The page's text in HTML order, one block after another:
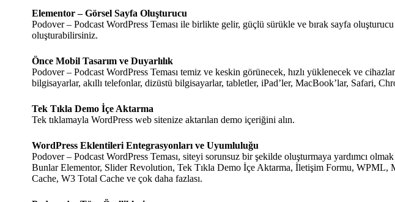
Elementor – Görsel Sayfa Oluşturucu
Podover – Podcast WordPress Teması ile birlikte gelir, güçlü sürükle ve bırak sayfa
oluşturabilirsiniz.
Önce Mobil Tasarım ve Duyarlılık
Podover – Podcast WordPress Teması temiz ve keskin görünecek, hızlı yüklenecek ve cihazlar
bilgisayarlar, akıllı telefonlar, dizüstü bilgisayarlar, tabletler, iPad’ler, MacBook’lar, Safari,
Tek Tıkla Demo İçe Aktarma
Tek tıklamayla WordPress web sitenize aktarılan demo içeriğini alın.
WordPress Eklentileri Entegrasyonları ve Uyumluluğu
Podover – Podcast WordPress Teması, siteyi sorunsuz bir şekilde oluşturmaya yardımcı
Bunlar Elementor, Slider Revolution, Tek Tıkla Demo İçe Aktarma, İletişim Formu, WPML,
Cache, W3 Total Cache ve çok daha fazlası.